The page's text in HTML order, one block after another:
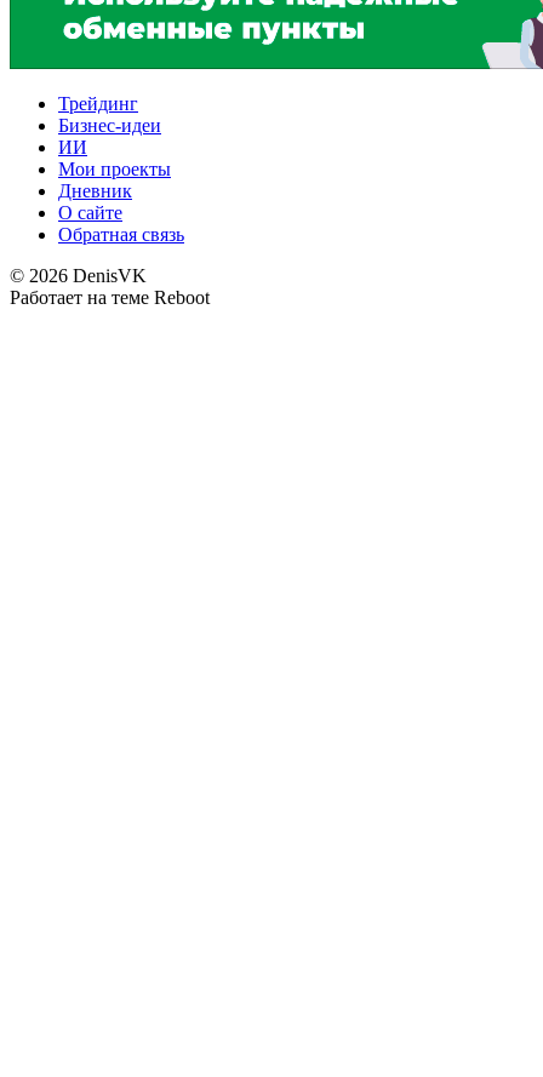
Трейдинг
Бизнес-идеи
ИИ
Мои проекты
Дневник
О сайте
Обратная связь
© 2026 DenisVK
Работает на теме Reboot